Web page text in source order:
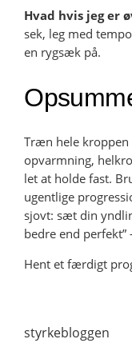
Hvad hvis jeg er
sek, leg med
en rygsæk på.
Træn hele
opvarmning,
let at holde fast.
ugentlige
sjovt: sæt din
bedre end
Hent et færdigt
styrkebloggen